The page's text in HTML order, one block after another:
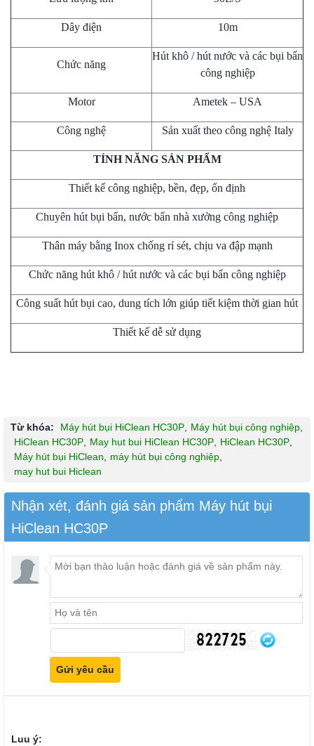
Dây điện 10m
Chức năng
Hút khô / hút nước và các bụi bẩn
công nghiệp
Motor Ametek – USA
Công nghệ Sản xuất theo công nghệ Italy
TÍNH NĂNG SẢN PHẨM
Thiết kế công nghiệp, bền, đẹp, ổn định
Chuyên hút bụi bẩn, nước bẩn nhà xưởng công nghiệp
Thân máy bằng Inox chống rỉ sét, chịu va đập mạnh
Chức năng hút khô / hút nước và các bụi bẩn công nghiệp
Công suất hút bụi cao, dung tích lớn giúp tiết kiệm thời gian hút
Thiết kế dễ sử dụng
Từ khóa: Máy hút bụi HiClean HC30P, Máy hút bụi công nghiệp,
HiClean HC30P, May hut bui HiClean HC30P, HiClean HC30P,
Máy hút bụi HiClean, máy hút bụi công nghiệp,
may hut bui Hiclean
Nhận xét, đánh giá sản phẩm Máy hút bụi
HiClean HC30P
Luu ý: